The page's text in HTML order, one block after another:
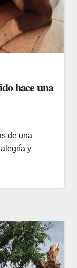
hace una
de una
y